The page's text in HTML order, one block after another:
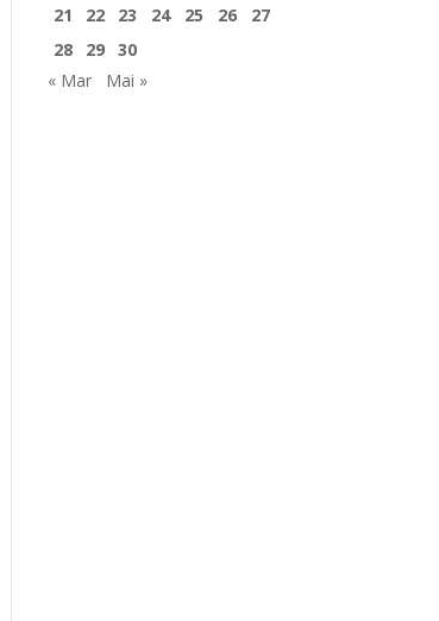
21
22 23 24 25 26
27
28
29 30
« Mar
Mai »